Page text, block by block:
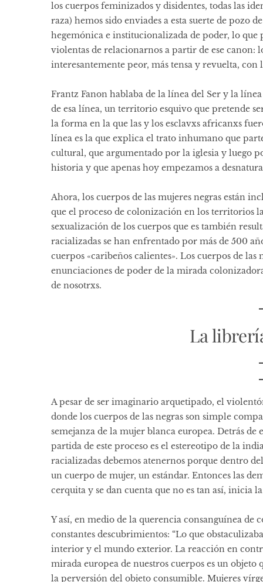
los cuerpos feminizados y disidentes, todas las
raza) hemos sido enviades a esta suerte de
hegemónica e institucionalizada de poder, lo
violentas de relacionarnos a partir de ese canon:
interesantemente peor, más tensa y revuelta, con
Frantz Fanon hablaba de la línea del Ser y la
de esa línea, un territorio esquivo que pretende
la forma en la que las y los esclavxs africanxs
línea es la que explica el trato inhumano que
cultural, que argumentado por la iglesia y luego
historia y que apenas hoy empezamos a
Ahora, los cuerpos de las mujeres negras están
que el proceso de colonización en los territorios
sexualización de los cuerpos que es también
racializadas se han enfrentado por más de 500
cuerpos «caribeños calientes». Los cuerpos de
enunciaciones de poder de la mirada
de nosotrxs.
La
A pesar de ser imaginario arquetipado, el
donde los cuerpos de las negras son simple
semejanza de la mujer blanca europea. Detrás
partida de este proceso es el estereotipo de la
racializadas debemos atenernos porque dentro
un cuerpo de mujer, un estándar. Entonces las
cerquita y se dan cuenta que no es tan así, inicia
Y así, en medio de la querencia consanguínea de
constantes descubrimientos: “Lo que
interior y el mundo exterior. La reacción en
mirada europea de nuestros cuerpos es un objeto
la perversión del objeto consumible. Mujeres